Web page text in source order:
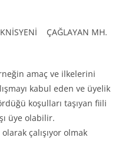
ÇAĞLAYAN MH.
amaç ve ilkelerini
kabul eden ve üyelik
koşulları taşıyan fiili
üye olabilir.
çalışıyor olmak